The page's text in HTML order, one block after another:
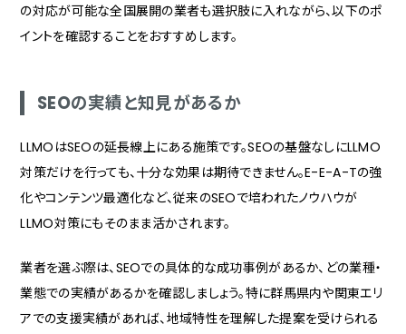
の対応が可能な全国展開の業者も選択肢に入れながら、以下のポ
イントを確認することをおすすめします。
SEOの実績と知見があるか
LLMOはSEOの延長線上にある施策です。SEOの基盤なしにLLMO
対策だけを行っても、十分な効果は期待できません。E-E-A-Tの強
化やコンテンツ最適化など、従来のSEOで培われたノウハウが
LLMO対策にもそのまま活かされます。
業者を選ぶ際は、SEOでの具体的な成功事例があるか、どの業種・
業態での実績があるかを確認しましょう。特に群馬県内や関東エリ
アでの支援実績があれば、地域特性を理解した提案を受けられる